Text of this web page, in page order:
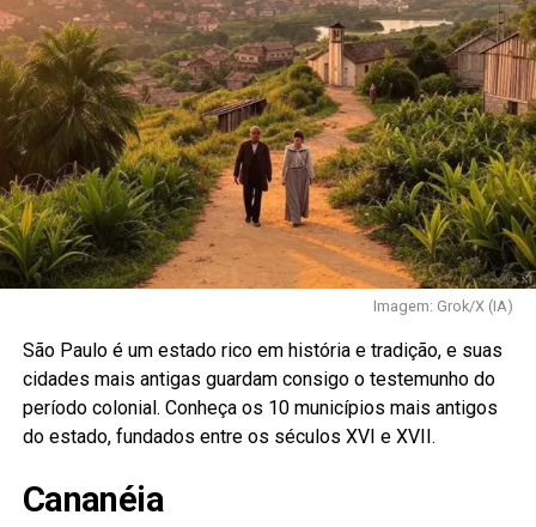
Imagem: Grok/X (IA)
São Paulo é um estado rico em história e tradição, e suas
cidades mais antigas guardam consigo o testemunho do
período colonial. Conheça os 10 municípios mais antigos
do estado, fundados entre os séculos XVI e XVII.
Cananéia